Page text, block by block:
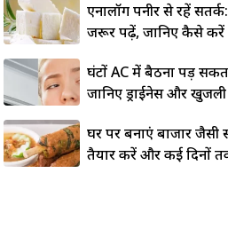
एनालॉग पनीर से रहें
जरूर पढ़ें, जानिए कैसे करें
घंटों AC में बैठना पड़
जानिए ड्राईनेस और
घर पर बनाएं बाजार जैसी
तैयार करें और कई दिनों